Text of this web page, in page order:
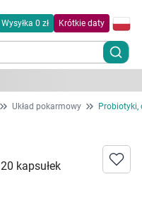
Wysyłka 0 zł Krótkie daty
Układ pokarmowy